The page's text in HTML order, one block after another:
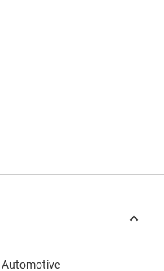
Automotive